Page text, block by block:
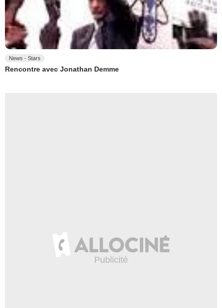
News - Stars
Rencontre avec Jonathan Demme